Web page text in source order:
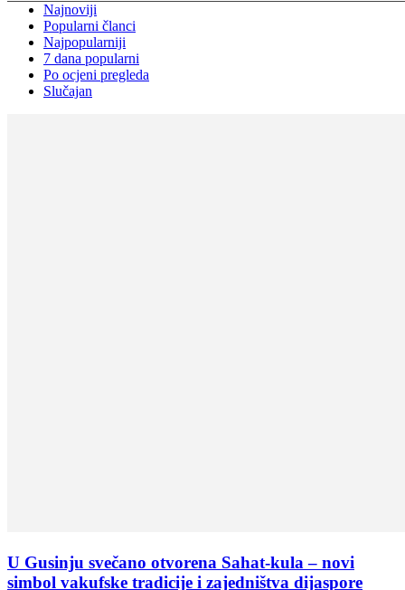
Najnoviji
Popularni članci
Najpopularniji
7 dana popularni
Po ocjeni pregleda
Slučajan
U Gusinju svečano otvorena Sahat-kula – novi
simbol vakufske tradicije i zajedništva dijaspore